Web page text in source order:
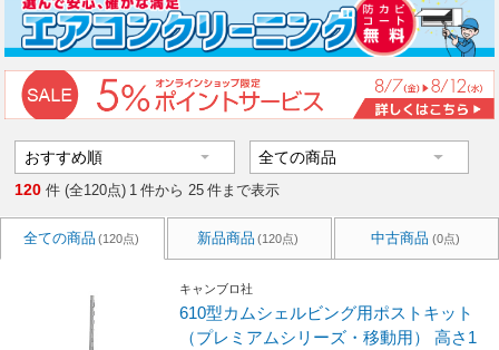
120 件 (全120点) 1 件から 25 件まで表示
全ての商品 (120点) 新品商品 (120点) 中古商品 (0点)
キャンブロ社
610型カムシェルビング用ポストキット
（プレミアムシリーズ・移動用） 高さ1